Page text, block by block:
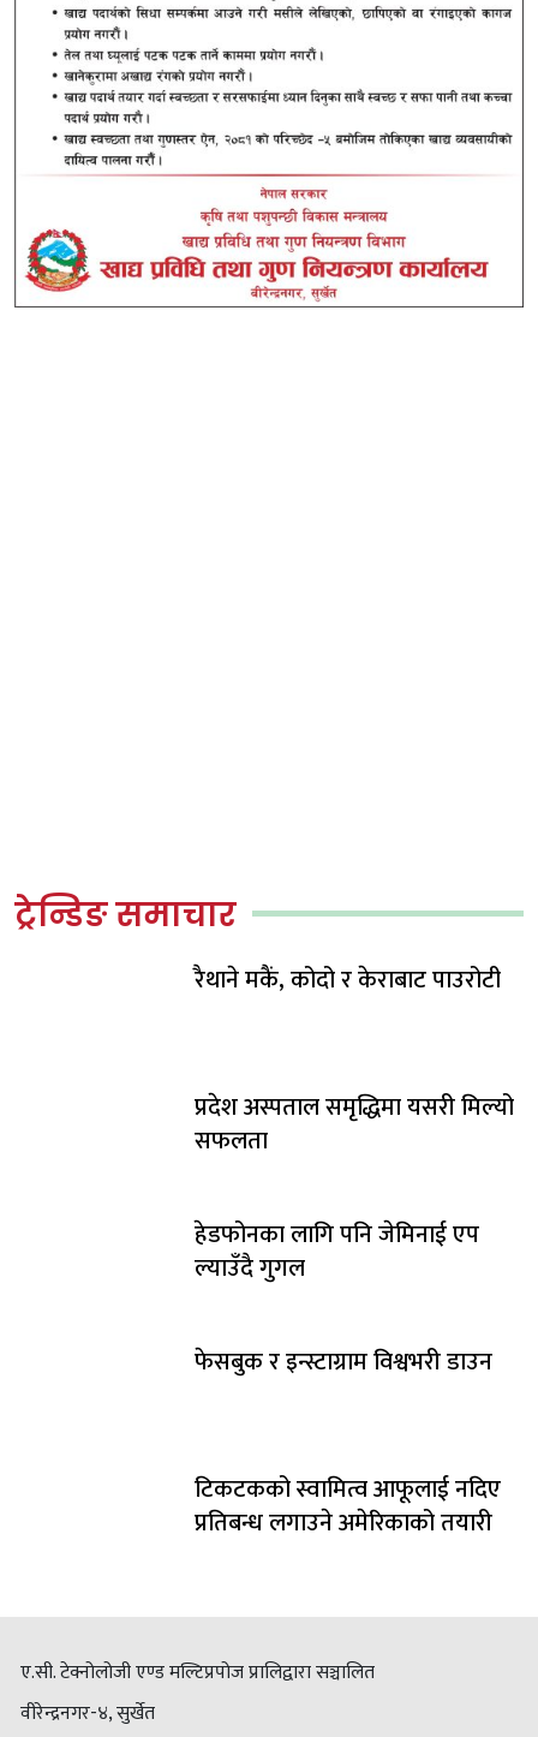
ट्रेन्डिङ समाचार
रैथाने मकैं, कोदो र केराबाट पाउरोटी
प्रदेश अस्पताल समृद्धिमा यसरी मिल्यो
सफलता
हेडफोनका लागि पनि जेमिनाई एप
ल्याउँदै गुगल
फेसबुक र इन्स्टाग्राम विश्वभरी डाउन
टिकटकको स्वामित्व आफूलाई नदिए
प्रतिबन्ध लगाउने अमेरिकाको तयारी
ए.सी. टेक्नोलोजी एण्ड मल्टिप्रपोज प्रालिद्वारा सञ्चालित
वीरेन्द्रनगर-४, सुर्खेत